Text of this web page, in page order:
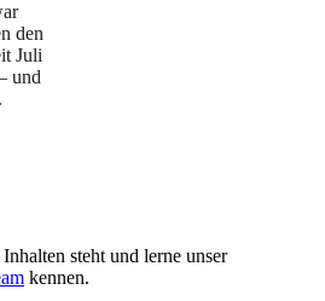
den
Juli
und
steht und lerne unser
kennen.